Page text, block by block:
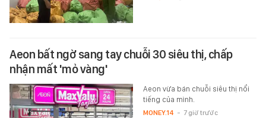
Aeon bất ngờ sang tay chuỗi 30 siêu thị, chấp
nhận mất 'mỏ vàng'
Aeon vừa bán chuỗi siêu thị nổi
tiếng của mình.
MONEY.14 - 7 giờ trước